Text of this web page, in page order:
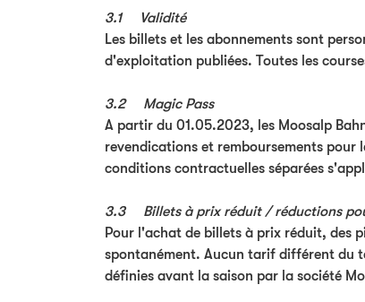
3.1 Validité
Les billets et les abonnements sont
d'exploitation publiées. Toutes les
3.2 Magic Pass
A partir du 01.05.2023, les Moosalp
revendications et remboursements pour
conditions contractuelles séparées
3.3 Billets à prix réduit / réductions
Pour l'achat de billets à prix réduit, des
spontanément. Aucun tarif différent du
définies avant la saison par la société